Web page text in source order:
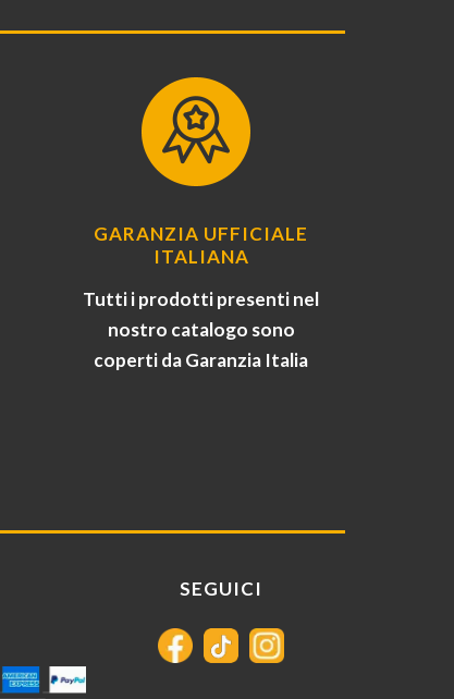
GARANZIA UFFICIALE
ITALIANA
Tutti i prodotti presenti nel
nostro catalogo sono
coperti da Garanzia Italia
SEGUICI